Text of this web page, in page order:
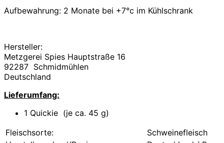
Aufbewahrung: 2 Monate bei +7°c im Kühlschrank
Hersteller:
Metzgerei Spies Hauptstraße 16
92287 Schmidmühlen
Deutschland
Lieferumfang:
1 Quickie (je ca. 45 g)
Fleischsorte:
Schweinefleisch